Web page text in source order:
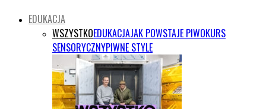
EDUKACJA
WSZYSTKOEDUKACJAJAK POWSTAJE PIWOKURS
SENSORYCZNYPIWNE STYLE